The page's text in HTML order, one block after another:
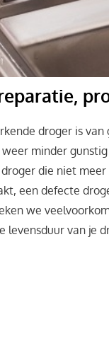
droger is
minder
die niet
een defecte
we
levensduur van je